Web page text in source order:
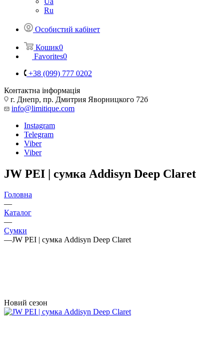
Ru
Особистий кабінет
Кошик0
Favorites0
+38 (099) 777 0202
Контактна інформація
г. Днепр, пр. Дмитрия Яворницкого 72б
info@limitique.com
Instagram
Telegram
Viber
Viber
JW PEI | сумка Addisyn Deep Claret
Головна
—
Каталог
—
Сумки
—JW PEI | сумка Addisyn Deep Claret
Новий сезон